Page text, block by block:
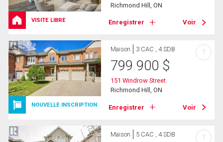
VISITE LIBRE
Richmond Hill, ON
Enregistrer Voir
NOUVELLE INSCRIPTION
Maison 3 CAC , 4 SDB
799 900 $
151 Windrow Street
Richmond Hill, ON
Enregistrer Voir
?
Maison 5 CAC , 4 SDB ?